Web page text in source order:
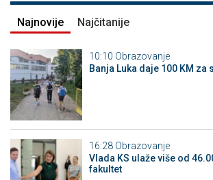
Najnovije Najčitanije
10:10 Obrazovanje
Banja Luka daje 100 KM za
16:28 Obrazovanje
Vlada KS ulaže više od
fakultet